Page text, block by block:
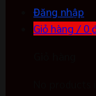
Đăng nhập
Giỏ hàng /0
No